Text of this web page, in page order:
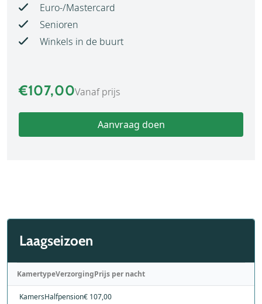
Euro-/Mastercard
Senioren
Winkels in de buurt
€107,00Vanaf prijs
Aanvraag doen
Laagseizoen
KamertypeVerzorgingPrijs per nacht
KamersHalfpension€ 107,00